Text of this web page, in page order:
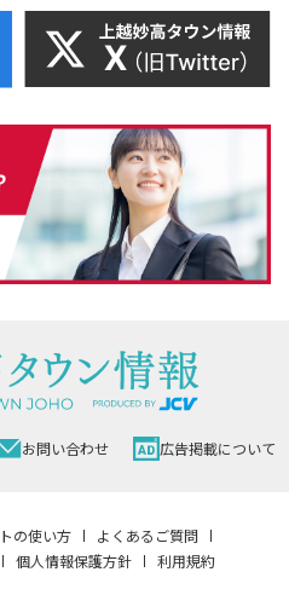
お問い合わせ 広告掲載について
の使い方
よくあるご質問
個人情報保護方針 利用規約